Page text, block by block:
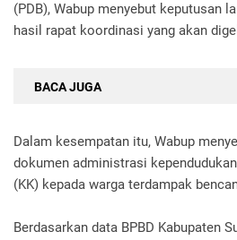
(PDB), Wabup menyebut keputusan
hasil rapat koordinasi yang akan
BACA JUGA
Dalam kesempatan itu, Wabup
dokumen administrasi
(KK) kepada warga terdampak
Berdasarkan data BPBD Kabupaten